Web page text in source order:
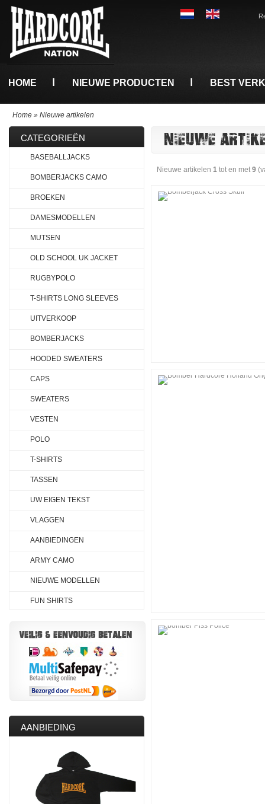
HOME NIEUWE PRODUCTEN BEST
Home » Nieuwe artikelen
NIEUWE
Nieuwe artikelen 1 tot en met9
CATEGORIEËN
BASEBALLJACKS
BOMBERJACKS CAMO
BROEKEN
DAMESMODELLEN
MUTSEN
OLD SCHOOL UK JACKET
RUGBYPOLO
T-SHIRTS LONG SLEEVES
UITVERKOOP
BOMBERJACKS
HOODED SWEATERS
CAPS
SWEATERS
VESTEN
POLO
T-SHIRTS
TASSEN
UW EIGEN TEKST
VLAGGEN
AANBIEDINGEN
ARMY CAMO
NIEUWE MODELLEN
FUN SHIRTS
AANBIEDING